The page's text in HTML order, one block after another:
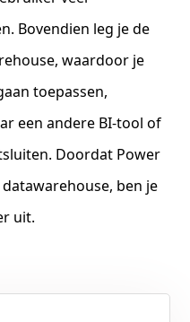
Bovendien leg je de
waardoor je
toepassen,
een andere BI-tool of
Doordat Power
ben je
uit.